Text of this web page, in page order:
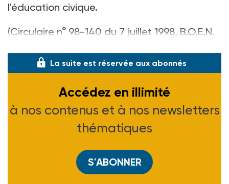
l'éducation civique.
(Circulaire n° 98-140 du 7 juillet 1998, B.O.E.N.
La suite est réservée aux abonnés
Accédez en illimité
à nos contenus et à nos newsletters
thématiques
S'ABONNER